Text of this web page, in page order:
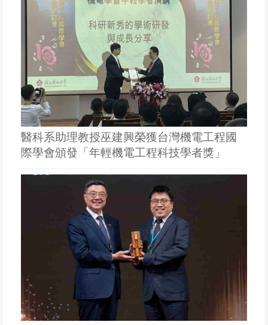
醫科系助理教授巫建興榮獲台灣機電工程國
際學會頒發「年輕機電工程科技學者獎」